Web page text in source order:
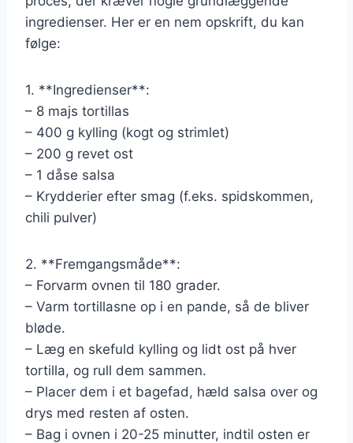
ingredienser. Her er en nem opskrift, du kan
følge:
1. **Ingredienser**:
– 8 majs tortillas
– 400 g kylling (kogt og strimlet)
– 200 g revet ost
– 1 dåse salsa
– Krydderier efter smag (f.eks. spidskommen,
chili pulver)
2. **Fremgangsmåde**:
– Forvarm ovnen til 180 grader.
– Varm tortillasne op i en pande, så de bliver
bløde.
– Læg en skefuld kylling og lidt ost på hver
tortilla, og rull dem sammen.
– Placer dem i et bagefad, hæld salsa over og
drys med resten af osten.
– Bag i ovnen i 20-25 minutter, indtil osten er